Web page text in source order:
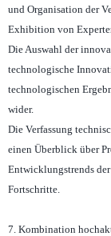
und Organisation der
Exhibition von
Die Auswahl der
technologische
technologischen
wider.
Die Verfassung
einen Überblick über
Entwicklungstrends
Fortschritte.
7. Kombination